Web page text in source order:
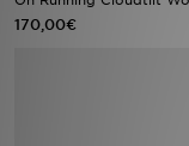
170,00€